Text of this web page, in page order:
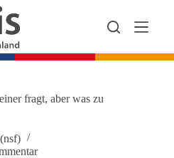
fragt, aber was zu